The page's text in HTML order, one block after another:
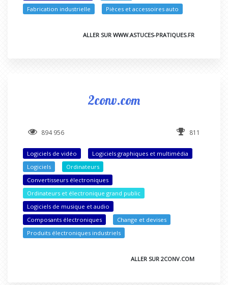
Fabrication industrielle
Pièces et accessoires auto
ALLER SUR WWW.ASTUCES-PRATIQUES.FR
2conv.com
894 956 811
Logiciels de vidéo
Logiciels graphiques et multimédia
Logiciels
Ordinateurs
Convertisseurs électroniques
Ordinateurs et électronique grand public
Logiciels de musique et audio
Composants électroniques
Change et devises
Produits électroniques industriels
ALLER SUR 2CONV.COM